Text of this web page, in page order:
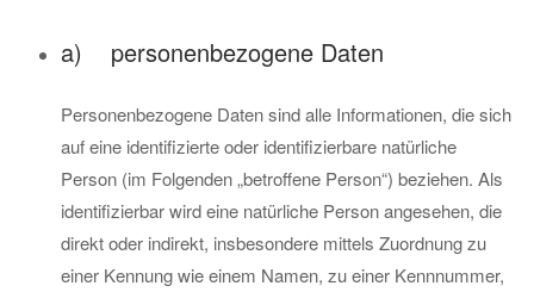
a) personenbezogene Daten
Personenbezogene Daten sind alle Informationen, die sich
auf eine identifizierte oder identifizierbare natürliche
Person (im Folgenden „betroffene Person“) beziehen. Als
identifizierbar wird eine natürliche Person angesehen, die
direkt oder indirekt, insbesondere mittels Zuordnung zu
einer Kennung wie einem Namen, zu einer Kennnummer,